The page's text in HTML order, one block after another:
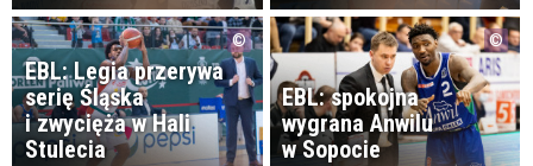
EBL: Legia przerywa
serię Śląska
i zwycięża w Hali
Stulecia
EBL: spokojna
wygrana Anwilu
w Sopocie